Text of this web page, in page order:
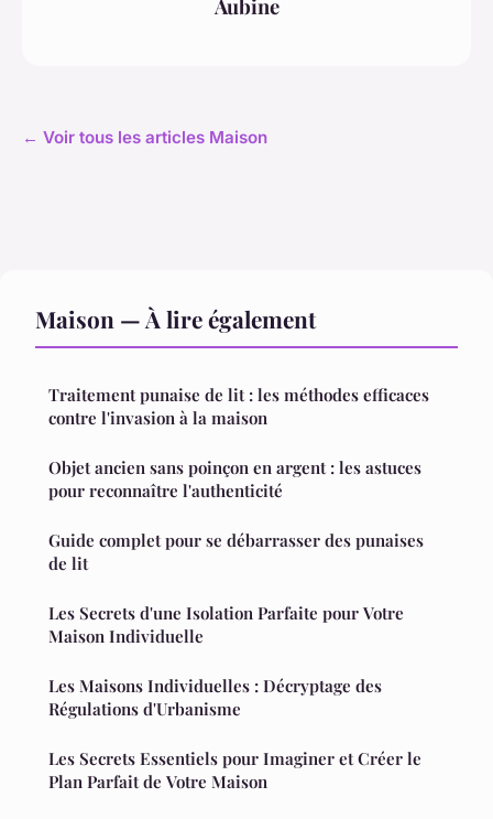
Aubine
← Voir tous les articles Maison
Maison — À lire également
Traitement punaise de lit : les méthodes efficaces
contre l'invasion à la maison
Objet ancien sans poinçon en argent : les astuces
pour reconnaître l'authenticité
Guide complet pour se débarrasser des punaises
de lit
Les Secrets d'une Isolation Parfaite pour Votre
Maison Individuelle
Les Maisons Individuelles : Décryptage des
Régulations d'Urbanisme
Les Secrets Essentiels pour Imaginer et Créer le
Plan Parfait de Votre Maison